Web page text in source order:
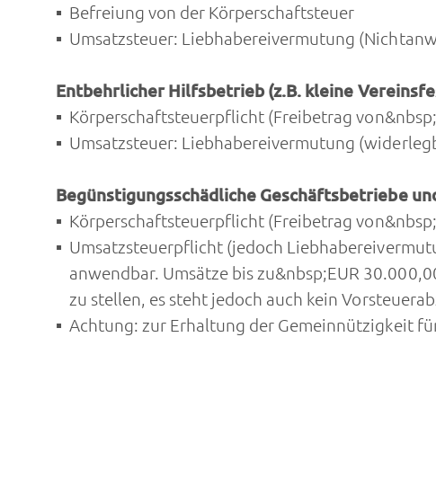
Befreiung von der Körperschaftsteuer
Umsatzsteuer: Liebhabereivermutung
Entbehrlicher Hilfsbetrieb (z.B. kleine
Körperschaftsteuerpflicht (Freibetrag
Umsatzsteuer: Liebhabereivermutung
Begünstigungsschädliche Geschäftsbetriebe
Körperschaftsteuerpflicht (Freibetrag
Umsatzsteuerpflicht (jedoch
anwendbar. Umsätze bis zu&nbsp;EUR
zu stellen, es steht jedoch auch kein
Achtung: zur Erhaltung der Gemeinnützigkeit